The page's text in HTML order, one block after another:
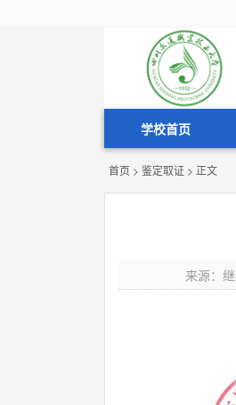
学校首页
首页 > 鉴定取证 > 正文
来源：